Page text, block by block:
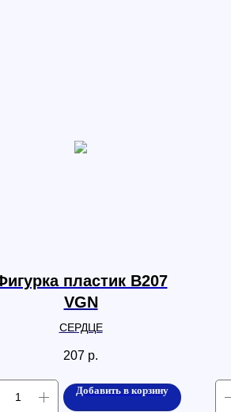
пластик B207
VGN
СЕРДЦЕ
207 р.
Добавить в корзину